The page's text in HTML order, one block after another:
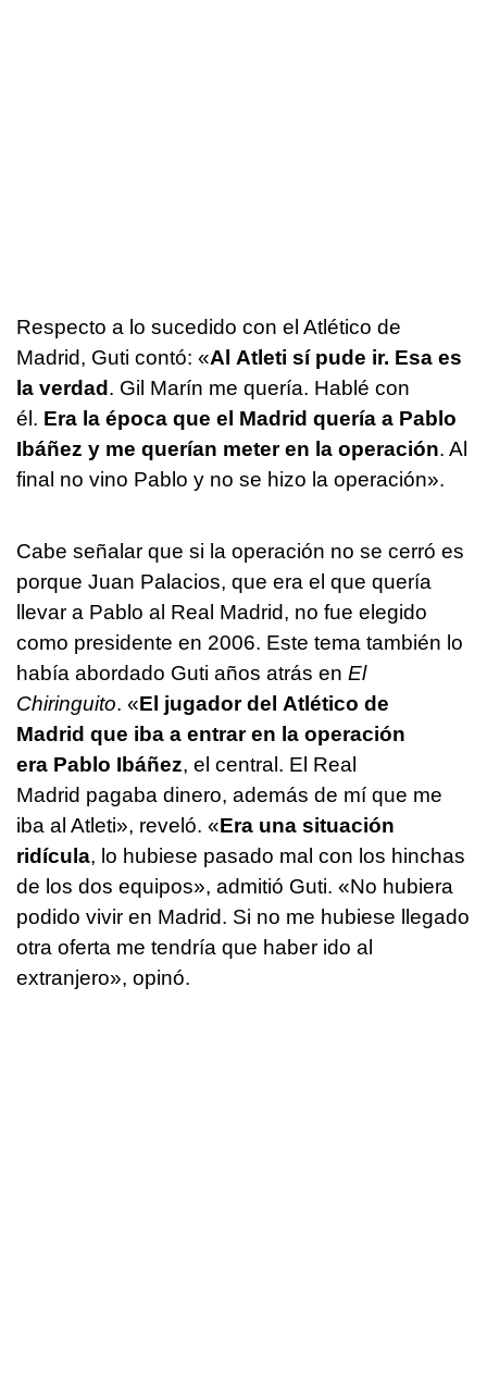
Respecto a lo sucedido con el Atlético de
Madrid, Guti contó: «Al Atleti sí pude ir. Esa es
la verdad. Gil Marín me quería. Hablé con
él. Era la época que el Madrid quería a Pablo
Ibáñez y me querían meter en la operación. Al
final no vino Pablo y no se hizo la operación».
Cabe señalar que si la operación no se cerró es
porque Juan Palacios, que era el que quería
llevar a Pablo al Real Madrid, no fue elegido
como presidente en 2006. Este tema también lo
había abordado Guti años atrás en El
Chiringuito. «El jugador del Atlético de
Madrid que iba a entrar en la operación
era Pablo Ibáñez, el central. El Real
Madrid pagaba dinero, además de mí que me
iba al Atleti», reveló. «Era una situación
ridícula, lo hubiese pasado mal con los hinchas
de los dos equipos», admitió Guti. «No hubiera
podido vivir en Madrid. Si no me hubiese llegado
otra oferta me tendría que haber ido al
extranjero», opinó.